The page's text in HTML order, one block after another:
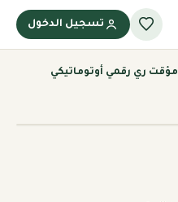
تسجيل الدخول
مؤقت ري رقمي أوتوماتيكي